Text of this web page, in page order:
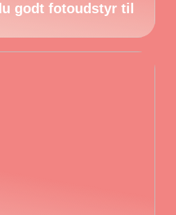
godt fotoudstyr til